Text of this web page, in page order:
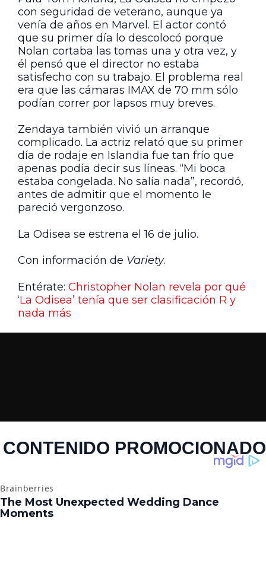
con seguridad de veterano, aunque ya
venía de años en Marvel. El actor contó
que su primer día lo descolocó porque
Nolan cortaba las tomas una y otra vez, y
él pensó que el director no estaba
satisfecho con su trabajo. El problema real
era que las cámaras IMAX de 70 mm sólo
podían correr por lapsos muy breves.
Zendaya también vivió un arranque
complicado. La actriz relató que su primer
día de rodaje en Islandia fue tan frío que
apenas podía decir sus líneas. “Mi boca
estaba congelada. No salía nada”, recordó,
antes de admitir que el momento le
pareció vergonzoso.
La Odisea se estrena el 16 de julio.
Con información de Variety.
Entérate: Christopher Nolan revela por qué
‘La Odisea’ tenía que ser clasificación R y
nada más